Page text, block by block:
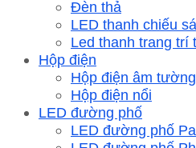
Đèn thả
LED thanh chiếu
Led thanh trang trí
Hộp điện
Hộp điện âm tường
Hộp điện nổi
LED đường phố
LED đường phố